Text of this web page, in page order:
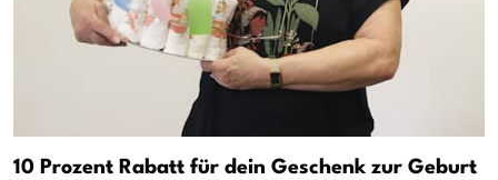
10 Prozent Rabatt für dein Geschenk zur Geburt